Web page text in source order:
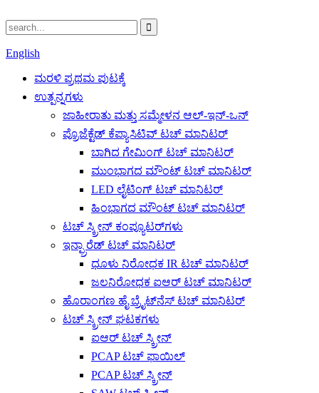
English
ಮರಳಿ ಪ್ರಥಮ ಪುಟಕ್ಕೆ
ಉತ್ಪನ್ನಗಳು
ಜಾಹೀರಾತು ಮತ್ತು ಸಮ್ಮೇಳನ ಆಲ್-ಇನ್-ಒನ್
ಪ್ರೊಜೆಕ್ಟೆಡ್ ಕೆಪ್ಯಾಸಿಟಿವ್ ಟಚ್ ಮಾನಿಟರ್
ಬಾಗಿದ ಗೇಮಿಂಗ್ ಟಚ್ ಮಾನಿಟರ್
ಮುಂಭಾಗದ ಮೌಂಟ್ ಟಚ್ ಮಾನಿಟರ್
LED ಲೈಟಿಂಗ್ ಟಚ್ ಮಾನಿಟರ್
ಹಿಂಭಾಗದ ಮೌಂಟ್ ಟಚ್ ಮಾನಿಟರ್
ಟಚ್ ಸ್ಕ್ರೀನ್ ಕಂಪ್ಯೂಟರ್‌ಗಳು
ಇನ್ಫ್ರಾರೆಡ್ ಟಚ್ ಮಾನಿಟರ್
ಧೂಳು ನಿರೋಧಕ IR ಟಚ್ ಮಾನಿಟರ್
ಜಲನಿರೋಧಕ ಐಆರ್ ಟಚ್ ಮಾನಿಟರ್
ಹೊರಾಂಗಣ ಹೈ ಬ್ರೈಟ್‌ನೆಸ್ ಟಚ್ ಮಾನಿಟರ್
ಟಚ್ ಸ್ಕ್ರೀನ್ ಘಟಕಗಳು
ಐಆರ್ ಟಚ್ ಸ್ಕ್ರೀನ್
PCAP ಟಚ್ ಫಾಯಿಲ್
PCAP ಟಚ್ ಸ್ಕ್ರೀನ್